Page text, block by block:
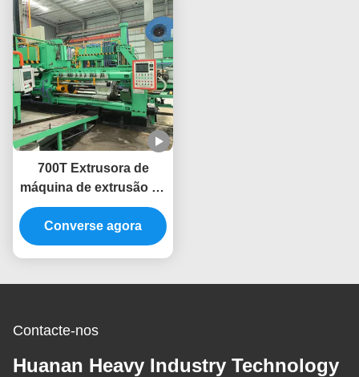
700T Extrusora de
máquina de extrusão de
alumínio de tipo
personalizado
Converse agora
Contacte-nos
Huanan Heavy Industry Technology